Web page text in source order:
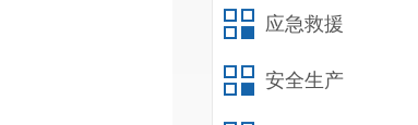
应急救援
安全生产